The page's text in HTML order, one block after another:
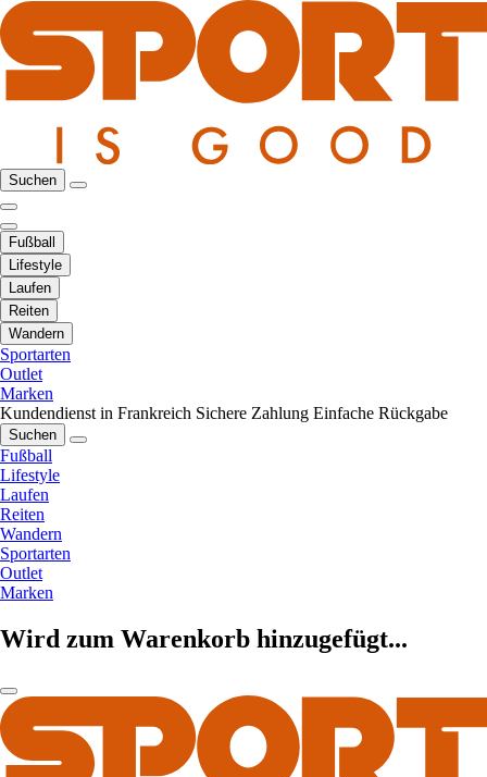
Suchen
Fußball
Lifestyle
Laufen
Reiten
Wandern
Sportarten
Outlet
Marken
Kundendienst in Frankreich Sichere Zahlung Einfache Rückgabe
Suchen
Fußball
Lifestyle
Laufen
Reiten
Wandern
Sportarten
Outlet
Marken
Wird zum Warenkorb hinzugefügt...